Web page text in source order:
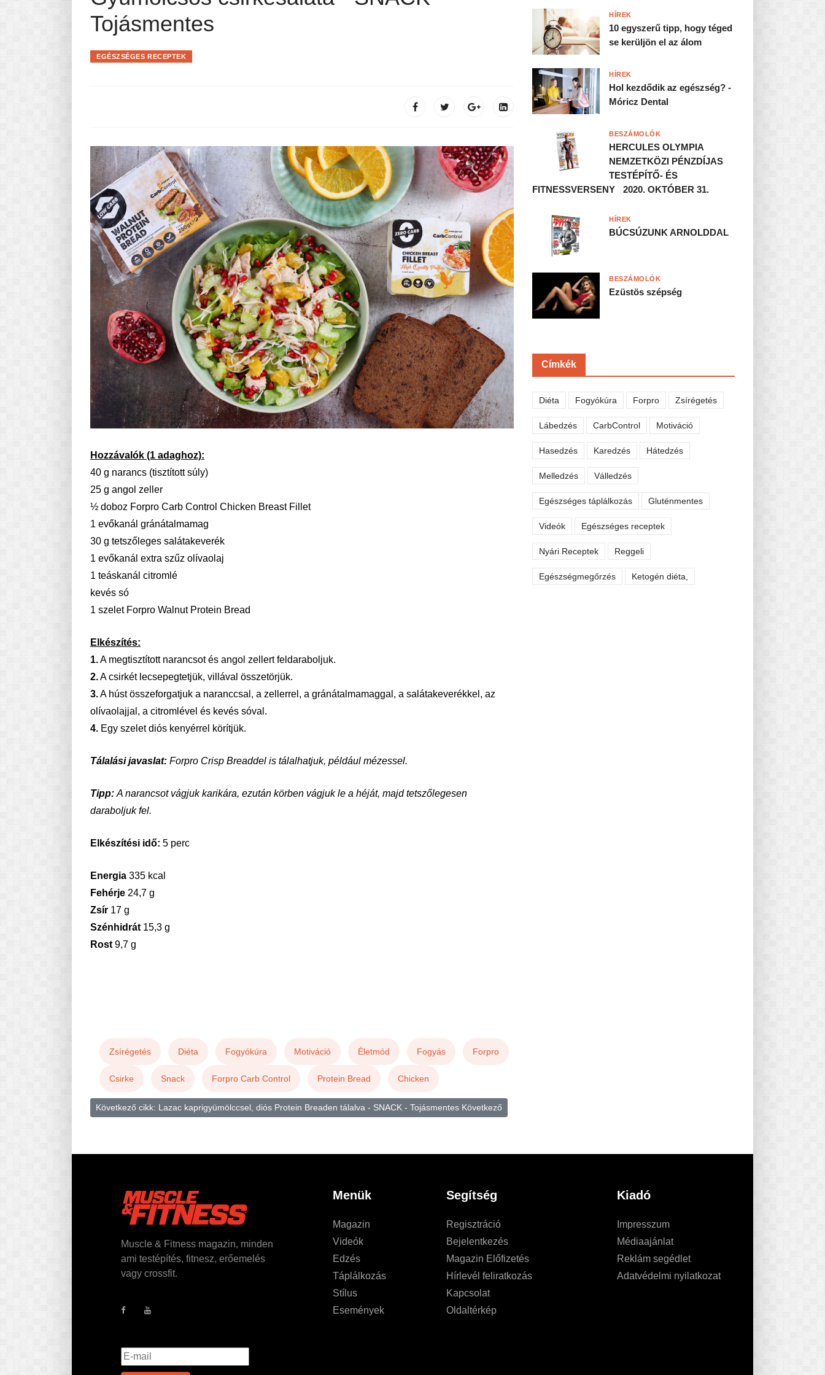
MINDENNAPI KENYERÜNK
Tojásmentes
EGÉSZSÉGES RECEPTEK
Hozzávalók (1 adaghoz):
40 g narancs (tisztított súly)
25 g angol zeller
½ doboz Forpro Carb Control Chicken Breast Fillet
1 evőkanál gránátalmamag
30 g tetszőleges salátakeverék
1 evőkanál extra szűz olívaolaj
1 teáskanál citromlé
kevés só
1 szelet Forpro Walnut Protein Bread
Elkészítés:
1.A megtisztított narancsot és angol zellert feldaraboljuk.
2.A csirkét lecsepegtetjük, villával összetörjük.
3.A húst összeforgatjuk a naranccsal, a zellerrel, a gránátalmamaggal, a salátakeverékkel, az
olívaolajjal, a citromlével és kevés sóval.
4. Egy szelet diós kenyérrel körítjük.
Tálalási javaslat: Forpro Crisp Breaddel is tálalhatjuk, például mézessel.
Tipp: A narancsot vágjuk karikára, ezután körben vágjuk le a héját, majd tetszőlegesen
daraboljuk fel.
Elkészítési idő: 5 perc
Energia 335 kcal
Fehérje 24,7 g
Zsír 17 g
Szénhidrát 15,3 g
Rost 9,7 g
Zsírégetés Diéta Fogyókúra Motiváció Életmód Fogyás Forpro
Csirke Snack Forpro Carb Control Protein Bread Chicken
Következő cikk: Lazac kaprigyümölccsel, diós Protein Breaden tálalva - SNACK - Tojásmentes Következő
10 egyszerű tipp, hogy téged
se kerüljön el az álom
HÍREK
Hol kezdődik az egészség? -
Móricz Dental
HÍREK
HERCULES OLYMPIA
NEMZETKÖZI PÉNZDÍJAS
TESTÉPÍTŐ- ÉS
FITNESSVERSENY 2020. OKTÓBER 31.
BESZÁMOLÓK
BÚCSÚZUNK ARNOLDDAL
HÍREK
Ezüstös szépség
BESZÁMOLÓK
Címkék
Diéta Fogyókúra Forpro Zsírégetés
Lábedzés CarbControl Motiváció
Hasedzés Karedzés Hátedzés
Melledzés Válledzés
Egészséges táplálkozás Gluténmentes
Videók Egészséges receptek
Nyári Receptek Reggeli
Egészségmegőrzés Ketogén diéta,
Muscle & Fitness magazin, minden
ami testépítés, fitnesz, erőemelés
vagy crossfit.
Menük
Magazin
Videók
Edzés
Táplálkozás
Stílus
Események
Segítség
Regisztráció
Bejelentkezés
Magazin Előfizetés
Hírlevél feliratkozás
Kapcsolat
Oldaltérkép
Kiadó
Impresszum
Médiaajánlat
Reklám segédlet
Adatvédelmi nyilatkozat